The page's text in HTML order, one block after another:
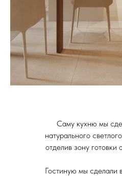
Саму кухню мы
натурального
отделив зону готовки
Гостиную мы сделали